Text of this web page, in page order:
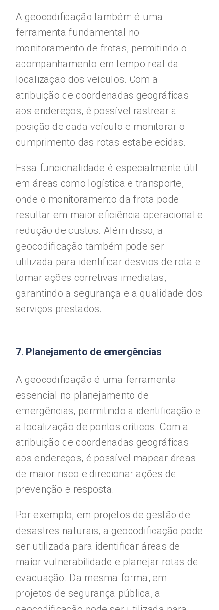
A geocodificação também é uma
ferramenta fundamental no
monitoramento de frotas, permitindo o
acompanhamento em tempo real da
localização dos veículos. Com a
atribuição de coordenadas geográficas
aos endereços, é possível rastrear a
posição de cada veículo e monitorar o
cumprimento das rotas estabelecidas.
Essa funcionalidade é especialmente útil
em áreas como logística e transporte,
onde o monitoramento da frota pode
resultar em maior eficiência operacional e
redução de custos. Além disso, a
geocodificação também pode ser
utilizada para identificar desvios de rota e
tomar ações corretivas imediatas,
garantindo a segurança e a qualidade dos
serviços prestados.
7. Planejamento de emergências
A geocodificação é uma ferramenta
essencial no planejamento de
emergências, permitindo a identificação e
a localização de pontos críticos. Com a
atribuição de coordenadas geográficas
aos endereços, é possível mapear áreas
de maior risco e direcionar ações de
prevenção e resposta.
Por exemplo, em projetos de gestão de
desastres naturais, a geocodificação pode
ser utilizada para identificar áreas de
maior vulnerabilidade e planejar rotas de
evacuação. Da mesma forma, em
projetos de segurança pública, a